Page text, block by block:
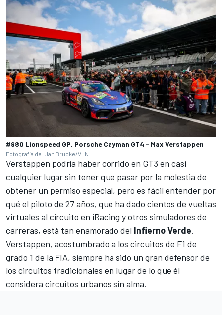
#980 Lionspeed GP, Porsche Cayman GT4 - Max Verstappen
Fotografía de: Jan Brucke/VLN
Verstappen podría haber corrido en GT3 en casi
cualquier lugar sin tener que pasar por la molestia de
obtener un permiso especial, pero es fácil entender por
qué el piloto de 27 años, que ha dado cientos de vueltas
virtuales al circuito en iRacing y otros simuladores de
carreras, está tan enamorado del Infierno Verde.
Verstappen, acostumbrado a los circuitos de F1 de
grado 1 de la FIA, siempre ha sido un gran defensor de
los circuitos tradicionales en lugar de lo que él
considera circuitos urbanos sin alma.